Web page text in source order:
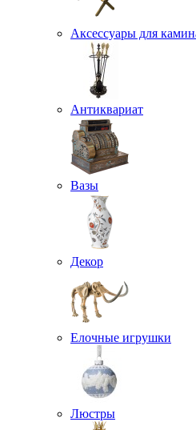
Аксессуары для
Антиквариат
Вазы
Декор
Елочные игрушки
Люстры